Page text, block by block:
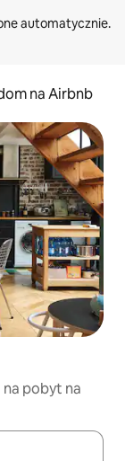
na Airbnb
pobyt na